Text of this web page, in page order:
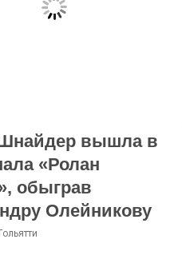
вышла в
«Ролан
обыграв
Олейникову